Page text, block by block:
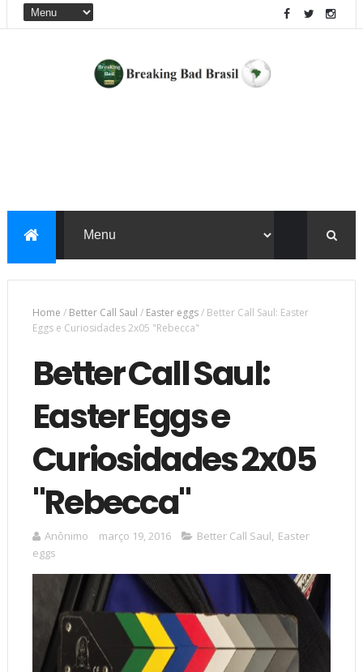
Home / Better Call Saul / Easter eggs/ Better Call Saul: Easter
Eggs e Curiosidades 2x05 "Rebecca"
Better Call Saul:
Easter Eggs e
Curiosidades 2x05
"Rebecca"
Anônimo março 19, 2016 Better Call Saul, Easter
eggs